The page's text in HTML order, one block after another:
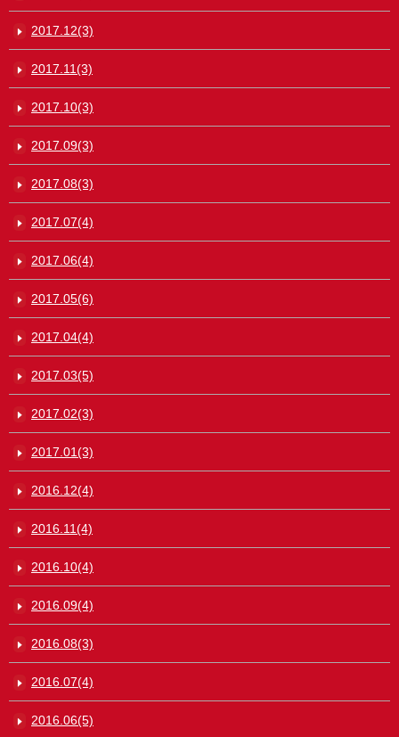
2017.12(3)
2017.11(3)
2017.10(3)
2017.09(3)
2017.08(3)
2017.07(4)
2017.06(4)
2017.05(6)
2017.04(4)
2017.03(5)
2017.02(3)
2017.01(3)
2016.12(4)
2016.11(4)
2016.10(4)
2016.09(4)
2016.08(3)
2016.07(4)
2016.06(5)